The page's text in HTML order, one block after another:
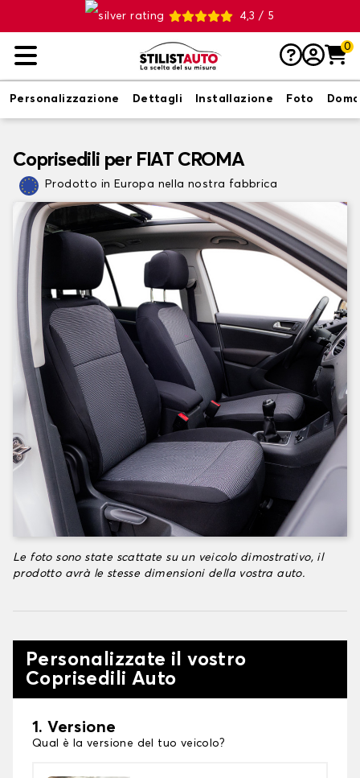
4,3 / 5
0
Personalizzazione Dettagli Installazione Foto
Coprisedili per FIAT CROMA
Prodotto in Europa nella nostra fabbrica
Le foto sono state scattate su un veicolo dimostrativo, il
prodotto avrà le stesse dimensioni della vostra auto.
Personalizzate il vostro
Coprisedili Auto
1. Versione
Qual è la versione del tuo veicolo?